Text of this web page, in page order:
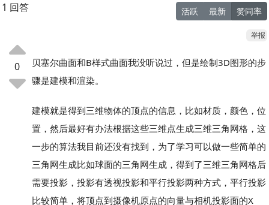
1 回答 活跃 最新 赞同率
举报
0
贝塞尔曲面和B样式曲面我没听说过，但是绘制3D图形的步
骤是建模和渲染。
建模就是得到三维物体的顶点的信息，比如材质，颜色，位
置，然后最好有办法根据这些三维点生成三维三角网格，这
一步的算法我目前还没有找到，为了学习可以做一些简单的
三角网生成比如球面的三角网生成，得到了三维三角网格后
需要投影，投影有透视投影和平行投影两种方式，平行投影
比较简单，将顶点到摄像机原点的向量与相机投影面的X